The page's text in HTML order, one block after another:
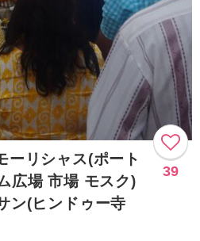
リシャス(ポート
広場 市場 モスク)
ン(ヒンドゥー寺
39